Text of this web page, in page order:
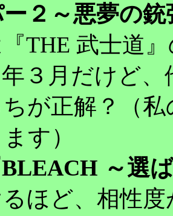
２～悪夢の銃
THE 武士道
年３月だけど
が正解？（
す）
BLEACH ～選
ほど、相性